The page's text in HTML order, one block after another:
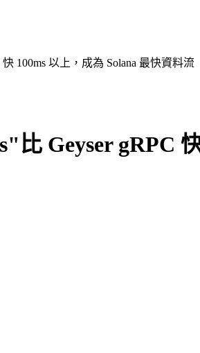
100ms 以上，成為 Solana 最快資料流
比 Geyser gRPC